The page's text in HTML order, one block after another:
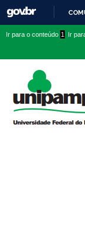
conteúdo
menu
superior
menu
Ir para o conteúdo 1 Ir